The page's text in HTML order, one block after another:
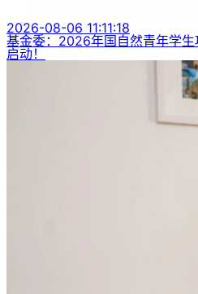
2026-08-06 11:11:18
基金委：2026年国自然青年学
启动！